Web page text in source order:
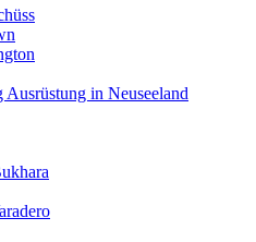
in Neuseeland